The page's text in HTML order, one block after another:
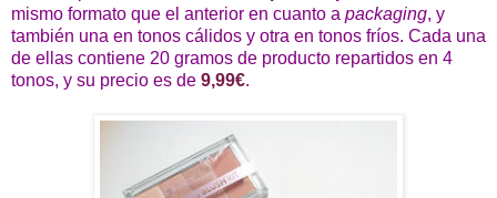
mismo formato que el anterior en cuanto a packaging, y
también una en tonos cálidos y otra en tonos fríos. Cada una
de ellas contiene 20 gramos de producto repartidos en 4
tonos, y su precio es de 9,99€.